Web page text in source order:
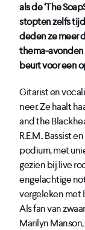
als de ‘The
stopten zelfs
deden ze meer
thema-avonden
beurt voor een
Gitarist en
neer. Ze haalt
and the
R.E.M.. Bassist
podium, met
gezien bij live
engelachtige
vergeleken met
Als fan van
Marilyn